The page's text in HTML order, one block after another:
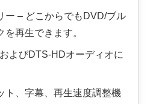
ー – どこからでもDVD/ブル
を再生できます。
よびDTS-HDオーディオに
ト、字幕、再生速度調整機